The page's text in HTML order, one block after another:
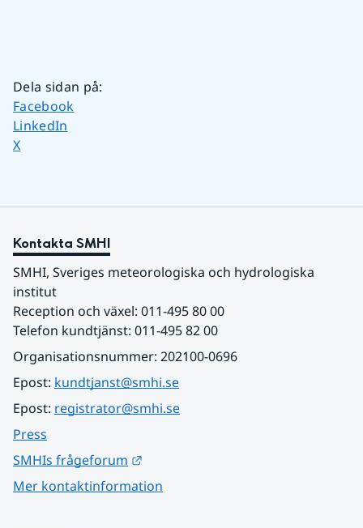
Dela sidan på:
Dela sidan på
Facebook
Dela sidan på
LinkedIn
Dela sidan på
X
Kontakta SMHI
SMHI, Sveriges meteorologiska och hydrologiska
institut
Reception och växel: 011-495 80 00
Telefon kundtjänst: 011-495 82 00
Organisationsnummer: 202100-0696
Epost: kundtjanst@smhi.se
Epost: registrator@smhi.se
Press
SMHIs frågeforum
Mer kontaktinformation